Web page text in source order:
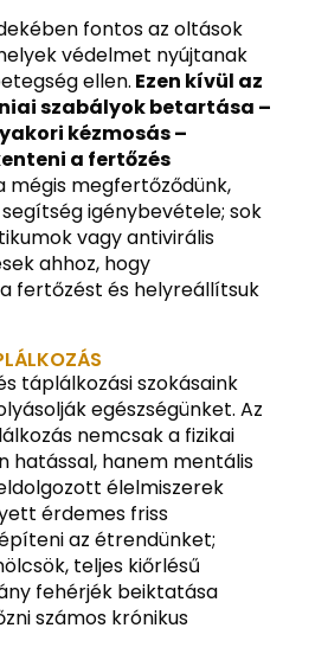
fontos az oltások
védelmet nyújtanak
ellen. Ezen kívül az
szabályok betartása –
kézmosás –
a fertőzés
mégis megfertőződünk,
igénybevétele; sok
vagy antivirális
ahhoz, hogy
fertőzést és helyreállítsuk
táplálkozási szokásaink
egészségünket. Az
nemcsak a fizikai
hatással, hanem mentális
élelmiszerek
érdemes friss
az étrendünket;
teljes kiőrlésű
fehérjék beiktatása
számos krónikus